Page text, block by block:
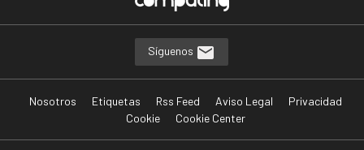
Síguenos
Nosotros Etiquetas Rss Feed Aviso Legal
Privacidad
Cookie
Cookie Center